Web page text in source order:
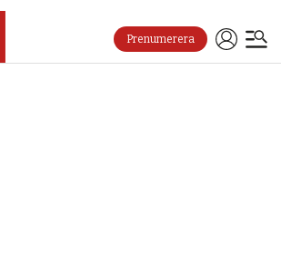
Prenumerera